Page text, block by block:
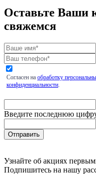
Оставьте Ваши
свяжемся
Согласен на обработку
конфиденциальности.
Введите последнюю
Узнайте об акциях
Подпишитесь на нашу